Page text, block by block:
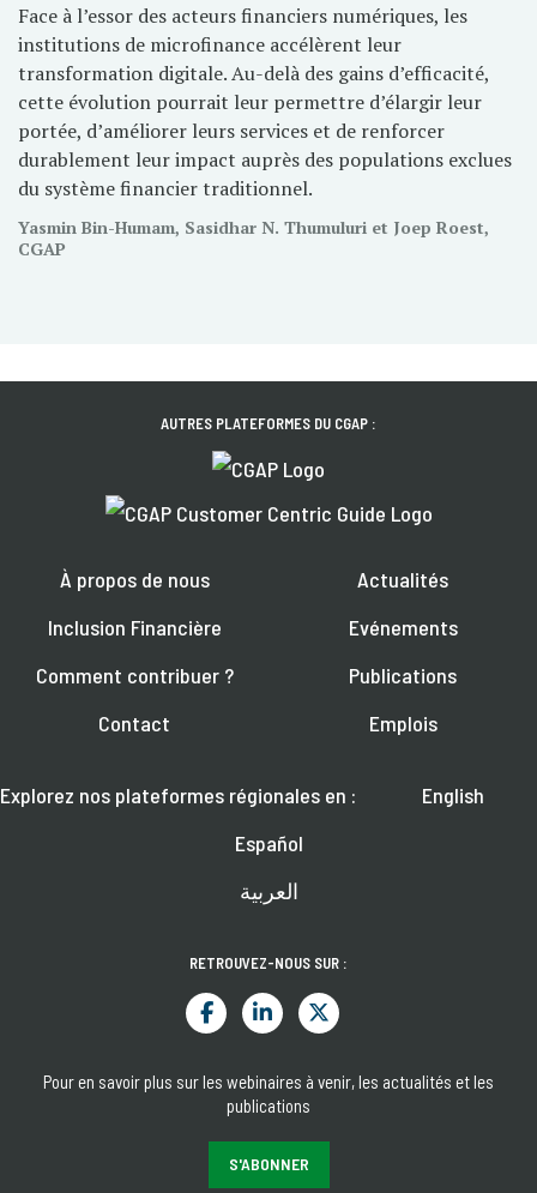
Face à l’essor des acteurs financiers numériques, les
institutions de microfinance accélèrent leur
transformation digitale. Au-delà des gains d’efficacité,
cette évolution pourrait leur permettre d’élargir leur
portée, d’améliorer leurs services et de renforcer
durablement leur impact auprès des populations exclues
du système financier traditionnel.
Yasmin Bin-Humam, Sasidhar N. Thumuluri et Joep Roest,
CGAP
AUTRES PLATEFORMES DU CGAP :
À propos de nous
Inclusion Financière
Comment contribuer ?
Contact
Actualités
Evénements
Publications
Emplois
Explorez nos plateformes régionales en :
English
Español
العربية
RETROUVEZ-NOUS SUR :
Pour en savoir plus sur les webinaires à venir, les actualités et les
publications
S'ABONNER